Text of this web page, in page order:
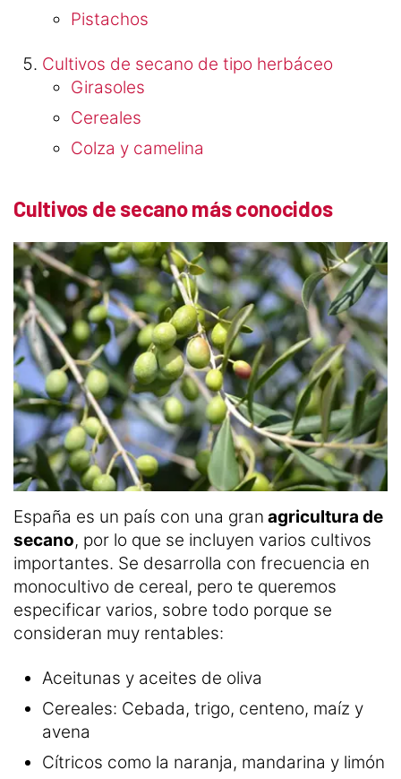
Pistachos
Cultivos de secano de tipo herbáceo
Girasoles
Cereales
Colza y camelina
Cultivos de secano más conocidos
España es un país con una gran agricultura de
secano, por lo que se incluyen varios cultivos
importantes. Se desarrolla con frecuencia en
monocultivo de cereal, pero te queremos
especificar varios, sobre todo porque se
consideran muy rentables:
Aceitunas y aceites de oliva
Cereales: Cebada, trigo, centeno, maíz y
avena
Cítricos como la naranja, mandarina y limón